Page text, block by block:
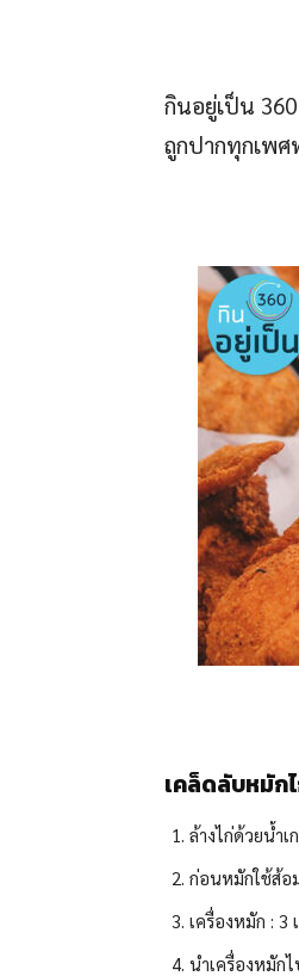
กินอยู่เป็น
ถูกปากทุกเพศ
เคล็ดลับหมัก
ล้างไก่ด้วยน้ำ
ก่อนหมักใช้ส้อ
เครื่องหมัก : 3
นำเครื่องหมัก